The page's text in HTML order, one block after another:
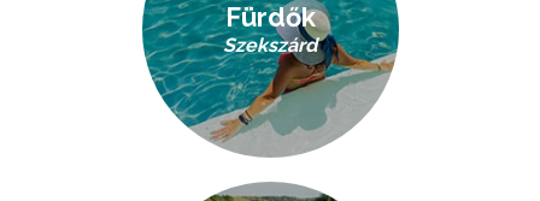
Fürdők
Szekszárd